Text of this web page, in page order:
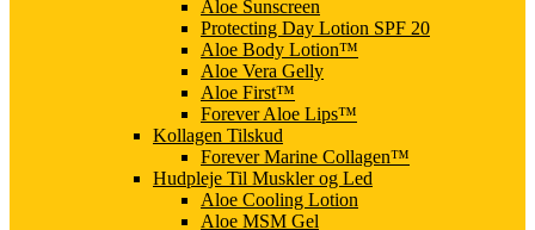
Aloe Sunscreen
Protecting Day Lotion SPF 20
Aloe Body Lotion™
Aloe Vera Gelly
Aloe First™
Forever Aloe Lips™
Kollagen Tilskud
Forever Marine Collagen™
Hudpleje Til Muskler og Led
Aloe Cooling Lotion
Aloe MSM Gel